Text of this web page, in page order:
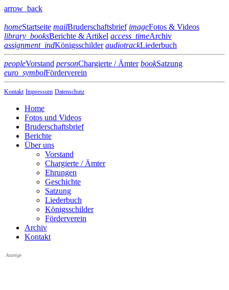
arrow_back
homeStartseite mailBruderschaftsbrief imageFotos & Videos
library_booksBerichte & Artikel access_timeArchiv
assignment_indKönigsschilder audiotrackLiederbuch
peopleVorstand personChargierte / Ämter bookSatzung
euro_symbolFörderverein
Kontakt Impressum Datenschutz
Home
Fotos und Videos
Bruderschaftsbrief
Berichte
Über uns
Vorstand
Chargierte / Ämter
Ehrungen
Geschichte
Satzung
Liederbuch
Königsschilder
Förderverein
Archiv
Kontakt
Anzeige